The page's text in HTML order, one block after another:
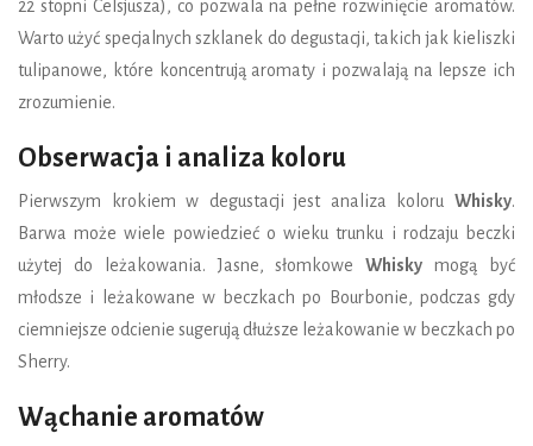
22 stopni Celsjusza), co pozwala na pełne rozwinięcie aromatów.
Warto użyć specjalnych szklanek do degustacji, takich jak kieliszki
tulipanowe, które koncentrują aromaty i pozwalają na lepsze ich
zrozumienie.
Obserwacja i analiza koloru
Pierwszym krokiem w degustacji jest analiza koloru Whisky.
Barwa może wiele powiedzieć o wieku trunku i rodzaju beczki
użytej do leżakowania. Jasne, słomkoweWhisky mogą być
młodsze i leżakowane w beczkach po Bourbonie, podczas gdy
ciemniejsze odcienie sugerują dłuższe leżakowanie w beczkach po
Sherry.
Wąchanie aromatów